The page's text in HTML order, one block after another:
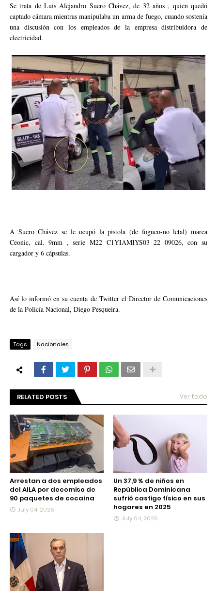
Se trata de Luis Alejandro Suero Chávez, de 32 años , quien quedó
captado cámara mientras manipulaba un arma de fuego, cuando sostenía
una discusión con los empleados de la empresa distribuidora de
electricidad.
A Suero Chávez se le ocupó la pistola (de fogueo-no letal) marca
Ceonic, cal. 9mm , serie M22 C1YIAMIYS03 22 09026, con su
cargador y 6 cápsulas.
Así lo informó en su cuenta de Twitter el Director de Comunicaciones
de la Policía Nacional, Diego Pesqueira.
Tags Nacionales
RELATED POSTS Ver todo
Arrestan a dos empleados
del AILA por decomiso de
90 paquetes de cocaína
July 04, 2026
Un 37,9 % de niños en
República Dominicana
sufrió castigo físico en sus
hogares en 2025
July 04, 2026